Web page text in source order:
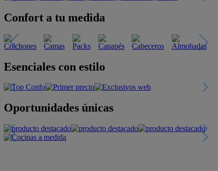
Confort a tu medida
Esenciales con estilo
Oportunidades únicas